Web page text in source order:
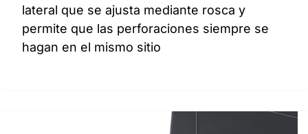
lateral que se ajusta mediante rosca y
permite que las perforaciones siempre se
hagan en el mismo sitio